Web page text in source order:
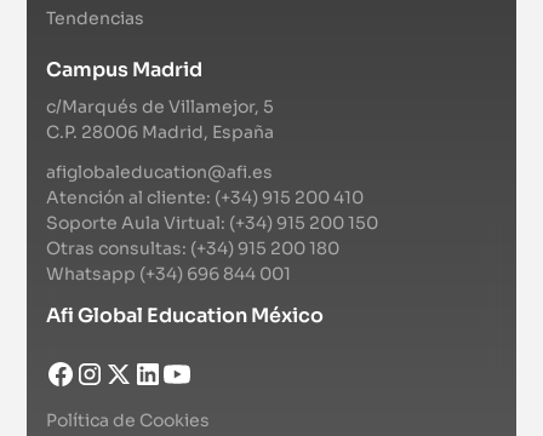
Tendencias
Campus Madrid
c/Marqués de Villamejor, 5
C.P. 28006 Madrid, España
afiglobaleducation@afi.es
Atención al cliente: (+34) 915 200 410
Soporte Aula Virtual: (+34) 915 200 150
Otras consultas: (+34) 915 200 180
Whatsapp (+34) 696 844 001
Afi Global Education México
Política de Cookies